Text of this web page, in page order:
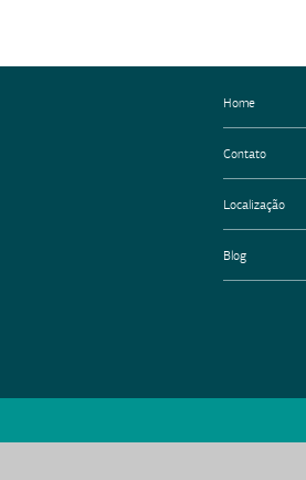
Home
Contato
Localização
Blog